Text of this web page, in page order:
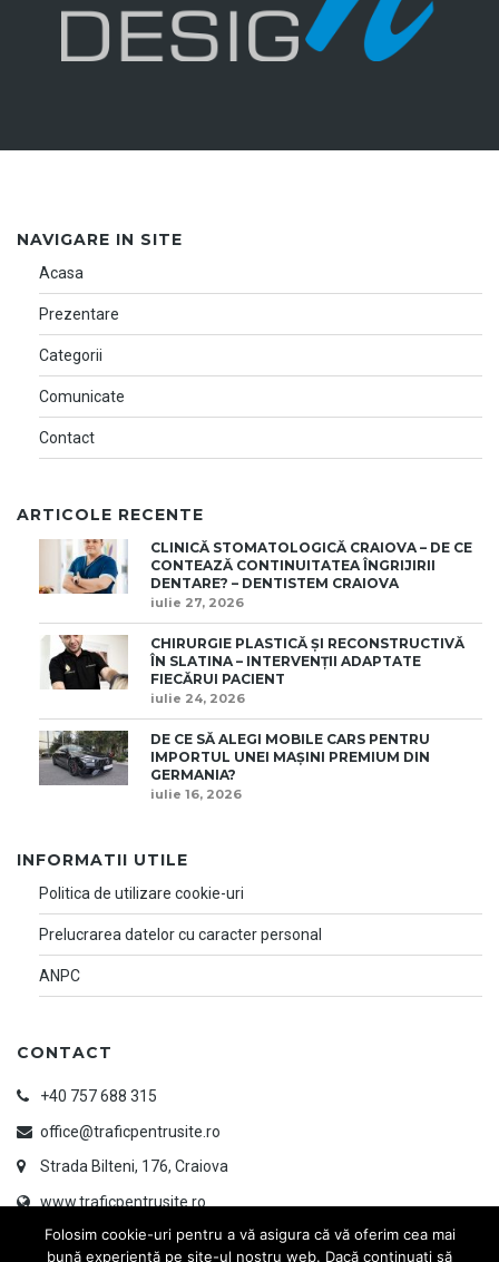
NAVIGARE IN SITE
Acasa
Prezentare
Categorii
Comunicate
Contact
ARTICOLE RECENTE
CLINICĂ STOMATOLOGICĂ CRAIOVA – DE CE
CONTEAZĂ CONTINUITATEA ÎNGRIJIRII
DENTARE? – DENTISTEM CRAIOVA
iulie 27, 2026
CHIRURGIE PLASTICĂ ȘI RECONSTRUCTIVĂ
ÎN SLATINA – INTERVENȚII ADAPTATE
FIECĂRUI PACIENT
iulie 24, 2026
DE CE SĂ ALEGI MOBILE CARS PENTRU
IMPORTUL UNEI MAȘINI PREMIUM DIN
GERMANIA?
iulie 16, 2026
INFORMATII UTILE
Politica de utilizare cookie-uri
Prelucrarea datelor cu caracter personal
ANPC
CONTACT
+40 757 688 315
office@traficpentrusite.ro
Strada Bilteni, 176, Craiova
www.traficpentrusite.ro
Folosim cookie-uri pentru a vă asigura că vă oferim cea mai
bună experiență pe site-ul nostru web. Dacă continuați să